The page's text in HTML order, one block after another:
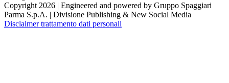
Copyright 2026 | Engineered and powered by Gruppo Spaggiari
Parma S.p.A. | Divisione Publishing & New Social Media
Disclaimer trattamento dati personali